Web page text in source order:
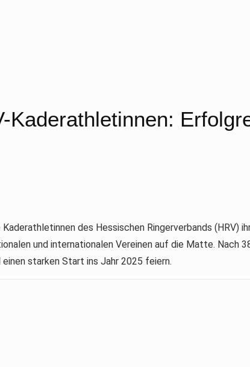
des Hessischen Ringerverbands (HRV)
und internationalen Vereinen auf die Matte. Nach
starken Start ins Jahr 2025 feiern.